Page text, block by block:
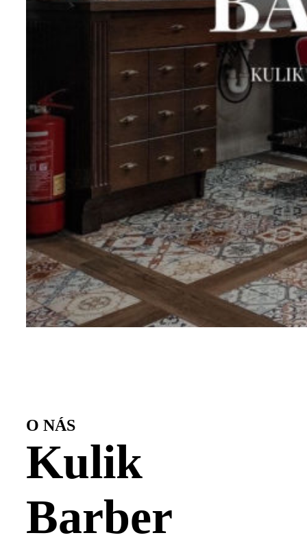
O NÁS
Kulik
Barber